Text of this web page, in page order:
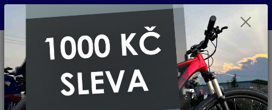
Pro nachystání kola / doplňků na prodejně si prosím zavolejte dopředu.
Menu
CZK
+420 733 792 733
PO-PÁ 10:00-17:00 | SO: 9:00-12:00